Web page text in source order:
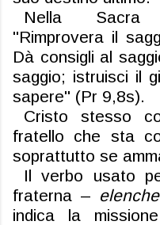
Nella Sacra
"Rimprovera il
Dà consigli al
saggio; istruisci il
sapere" (Pr 9,8s).
Cristo stesso
fratello che sta
soprattutto se
Il verbo usato
fraterna –
indica la